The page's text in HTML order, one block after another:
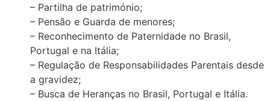
– Partilha de património;
– Pensão e Guarda de menores;
– Reconhecimento de Paternidade no Brasil,
Portugal e na Itália;
– Regulação de Responsabilidades Parentais desde
a gravidez;
– Busca de Heranças no Brasil, Portugal e Itália.